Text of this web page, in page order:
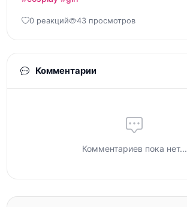
0 реакций 43 просмотров
Комментарии
Комментариев пока нет...